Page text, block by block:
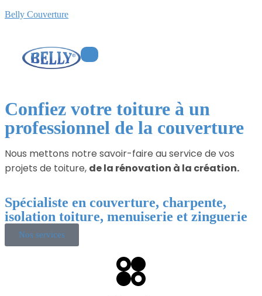
Belly Couverture
Confiez votre toiture à un
professionnel de la couverture
Nous mettons notre savoir-faire au service de vos
projets de toiture, de la rénovation à la création.
Spécialiste en couverture, charpente,
isolation toiture, menuiserie et zinguerie
Nos services